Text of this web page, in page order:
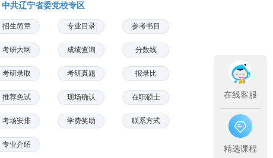
中共辽宁省委党校专区
招生简章 专业目录 参考书目
考研大纲 成绩查询 分数线
考研录取 考研真题 报录比
推荐免试 现场确认 在职硕士
考场安排 学费奖助 联系方式
专业介绍
在线客服
精选课程